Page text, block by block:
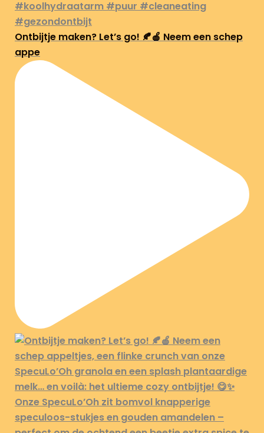
Ontbijtje maken? Let’s go! 🍂🍎 Neem een schep
appe